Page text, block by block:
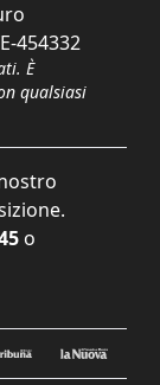
454332
È
qualsiasi
o